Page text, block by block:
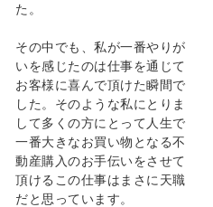
た。
その中でも、私が一番やりが
いを感じたのは仕事を通じて
お客様に喜んで頂けた瞬間で
した。そのような私にとりま
して多くの方にとって人生で
一番大きなお買い物となる不
動産購入のお手伝いをさせて
頂けるこの仕事はまさに天職
だと思っています。